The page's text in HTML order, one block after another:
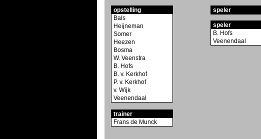
opstelling
Bals
Heijneman
Somer
Heezen
Bosma
W. Veenstra
B. Hofs
B. v. Kerkhof
P. v. Kerkhof
v. Wijk
Veenendaal
trainer
Frans de Munck
speler
speler
B. Hofs
Veenendaal